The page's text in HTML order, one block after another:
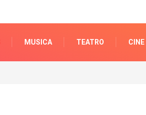
MUSICA TEATRO CINE